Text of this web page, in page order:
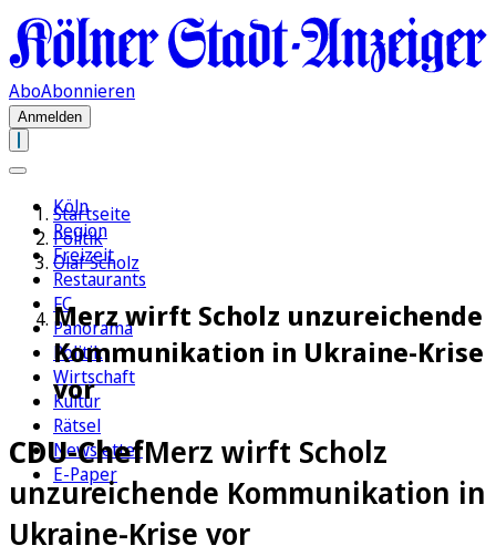
AboAbonnieren
Anmelden
Köln
Region
Freizeit
Restaurants
FC
Panorama
Politik
Wirtschaft
Kultur
Rätsel
Newsletter
E-Paper
Startseite
Politik
Olaf Scholz
Merz wirft Scholz unzureichende
Kommunikation in Ukraine-Krise
vor
CDU-ChefMerz wirft Scholz
unzureichende Kommunikation in
Ukraine-Krise vor